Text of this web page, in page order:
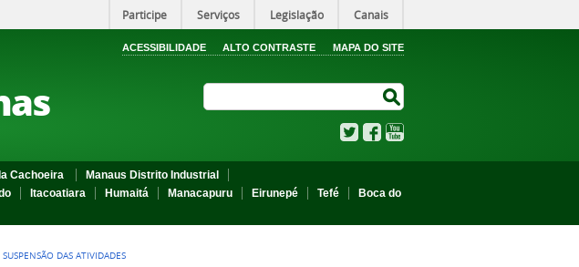
Participe Serviços Legislação Canais
ACESSIBILIDADE ALTO CONTRASTE MAPA DO SITE
TwitterFacebook
Cachoeira
Manaus Distrito Industrial
Itacoatiara Humaitá Manacapuru Eirunepé Tefé
Boca do
SUSPENSÃO DAS ATIVIDADES